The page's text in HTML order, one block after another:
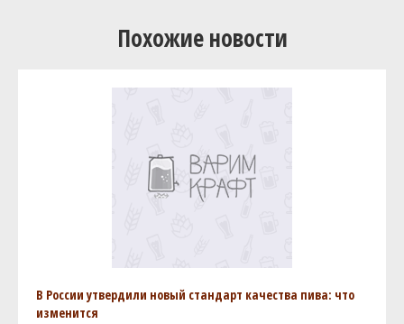
Похожие новости
В России утвердили новый стандарт качества пива: что
изменится